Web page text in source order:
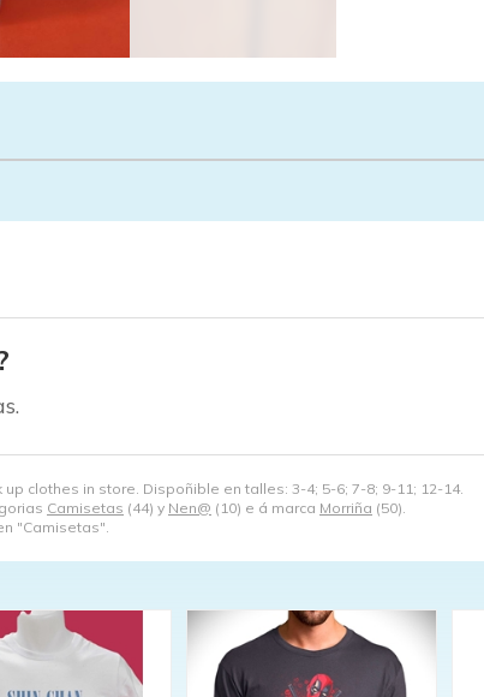
clothes in store. Dispoñible en talles: 3-4; 5-6; 7-8; 9-11; 12-14.
Camisetas (44) y Nen@ (10) e á marca Morriña (50).
"Camisetas".